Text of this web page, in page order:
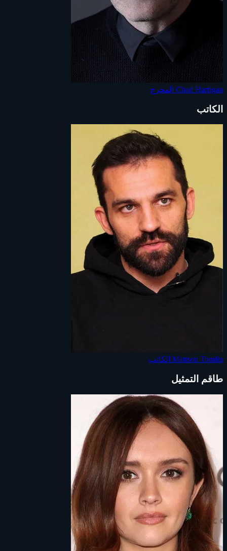
Chad Hartigan المخرج
الكاتب
Mattson Tomlin الكاتب
طاقم التمثيل